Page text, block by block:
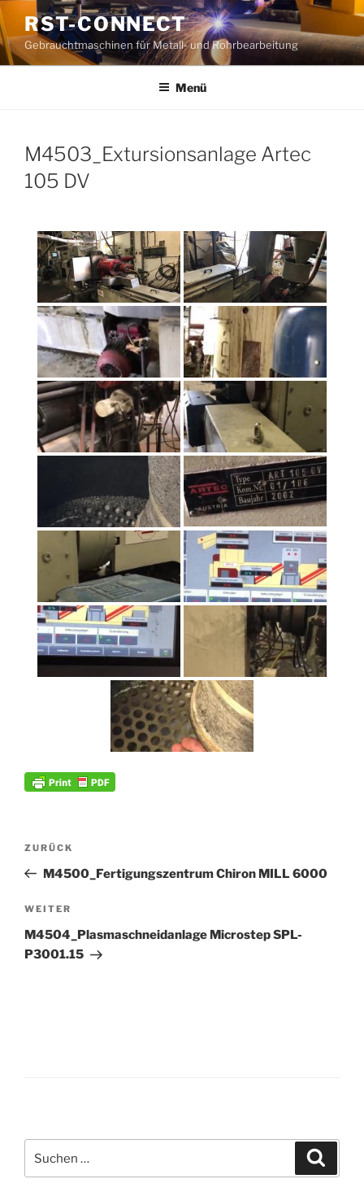
Zum
Inhalt
springen
RST-CONNECT
Gebrauchtmaschinen für Metall- und Rohrbearbeitung
Menü
M4503_Extursionsanlage Artec
105 DV
Beitrags-
Vorheriger
Beitrag
ZURÜCK
M4500_Fertigungszentrum Chiron MILL 6000
Nächster
Beitrag
WEITER
M4504_Plasmaschneidanlage Microstep SPL-
P3001.15
nach: